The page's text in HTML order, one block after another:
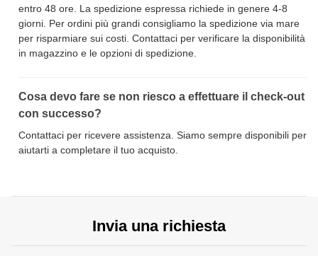
entro 48 ore. La spedizione espressa richiede in genere 4-8
giorni. Per ordini più grandi consigliamo la spedizione via mare
per risparmiare sui costi. Contattaci per verificare la disponibilità
in magazzino e le opzioni di spedizione.
Cosa devo fare se non riesco a effettuare il check-out
con successo?
Contattaci per ricevere assistenza. Siamo sempre disponibili per
aiutarti a completare il tuo acquisto.
Invia una richiesta